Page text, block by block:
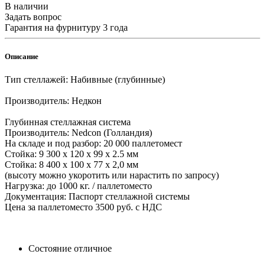
В наличии
Задать вопрос
Гарантия на фурнитуру 3 года
Описание
Тип стеллажей: Набивные (глубинные)
Производитель: Недкон
Глубинная стеллажная система
Производитель: Nedcon (Голландия)
На складе и под разбор: 20 000 паллетомест
Стойка: 9 300 х 120 х 99 х 2.5 мм
Стойка: 8 400 х 100 х 77 х 2,0 мм
(высоту можно укоротить или нарастить по запросу)
Нагрузка: до 1000 кг. / паллетоместо
Документация: Паспорт стеллажной системы
Цена за паллетоместо 3500 руб. с НДС
Состояние отличное